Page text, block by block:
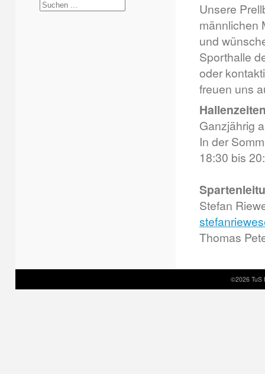
Unsere
männlichen
und
Sporthalle
oder
freuen uns
Ganzjährig
In der
18:30 bis
Stefan
Thomas
©2026 TuS